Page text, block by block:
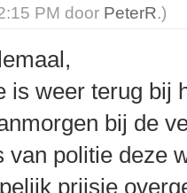
PM door PeterR.)
is weer terug bij
bij de
van politie deze
prijsje